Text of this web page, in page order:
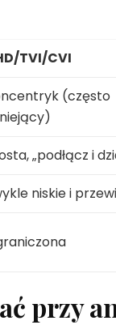
TVI/CVI
(często
„podłącz i
niskie i
przy